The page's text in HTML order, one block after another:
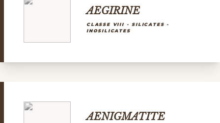
AEGIRINE
CLASSE VIII - SILICATES -
INOSILICATES
AENIGMATITE